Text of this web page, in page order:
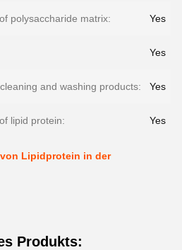
polysaccharide matrix: Yes
Yes
and washing products: Yes
lipid protein: Yes
Lipidprotein in der
Produkts: